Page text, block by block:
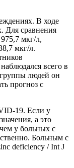
В ходе
Для сравнения
мкг/л,
мкг/л.
всего в
людей он
прогноз с
19. Если у
а это
у больных с
Больным с
deficiency / Int J